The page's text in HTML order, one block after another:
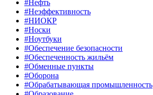
#Нефть
#Неэффективность
#НИОКР
#Носки
#Ноутбуки
#Обеспечение безопасности
#Обеспеченность жильём
#Обменные пункты
#Оборона
#Обрабатывающая промышленность